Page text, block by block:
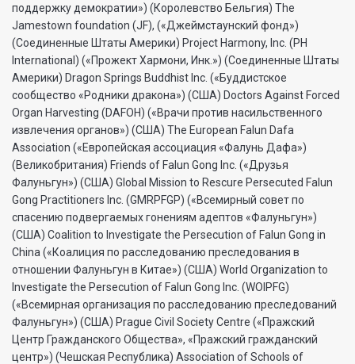
поддержку демократии») (Королевство Бельгия) The
Jamestown foundation (JF), («Джеймстаунский фонд»)
(Соединенные Штаты Америки) Project Harmony, Inc. (PH
International) («Прожект Хармони, Инк.») (Соединенные Штаты
Америки) Dragon Springs Buddhist Inc. («Буддистское
сообщество «Родники дракона») (США) Doctors Against Forced
Organ Harvesting (DAFOH) («Врачи против насильственного
извлечения органов») (США) The European Falun Dafa
Association («Европейская ассоциация «Фалунь Дафа»)
(Великобритания) Friends of Falun Gong Inc. («Друзья
Фалуньгун») (США) Global Mission to Rescure Persecuted Falun
Gong Practitioners Inc. (GMRPFGP) («Всемирный совет по
спасению подвергаемых гонениям адептов «Фалуньгун»)
(США) Coalition to Investigate the Persecution of Falun Gong in
China («Коалиция по расследованию преследования в
отношении Фалуньгун в Китае») (США) World Organization to
Investigate the Persecution of Falun Gong Inc. (WOIPFG)
(«Всемирная организация по расследованию преследований
Фалуньгун») (США) Prague Civil Society Centre («Пражский
Центр Гражданского Общества», «Пражский гражданский
центр») (Чешская Республика) Association of Schools of